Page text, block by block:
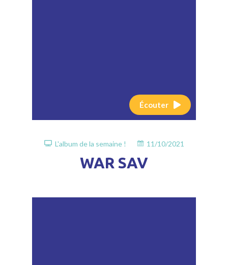
Écouter
L'album de la semaine ! 11/10/2021
WAR SAV